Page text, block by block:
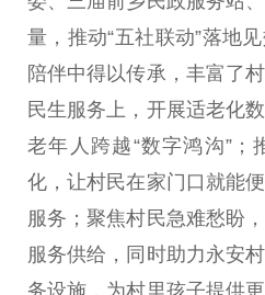
量，推动“五社联动”落地
陪伴中得以传承，丰富了
民生服务上，开展适老化
老年人跨越“数字鸿沟”
化，让村民在家门口就能
服务；聚焦村民急难愁盼
服务供给，同时助力永安